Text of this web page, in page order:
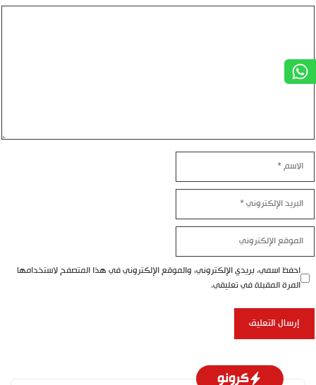
الإلكتروني
الإلكتروني
احفظ اسمي، بريدي الإلكتروني، والموقع الإلكتروني في هذا المتصفح لاستخدامها
المرة المقبلة في تعليقي.
كرونو